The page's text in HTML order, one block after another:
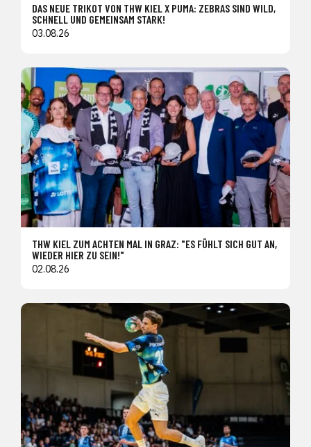
DAS NEUE TRIKOT VON THW KIEL X PUMA: ZEBRAS SIND WILD,
SCHNELL UND GEMEINSAM STARK!
03.08.26
THW KIEL ZUM ACHTEN MAL IN GRAZ: "ES FÜHLT SICH GUT AN,
WIEDER HIER ZU SEIN!"
02.08.26